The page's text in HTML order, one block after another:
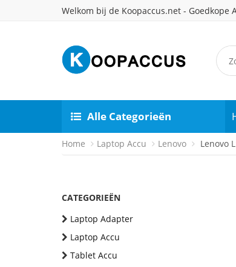
Welkom bij de Koopaccus.net -
Alle Categorieën
Home Laptop Accu Lenovo Lenovo
CATEGORIEËN
Laptop Adapter
Laptop Accu
Tablet Accu